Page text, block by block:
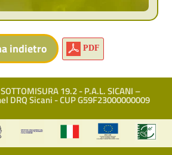
PDF
19.2 - P.A.L. SICANI –
DRQ Sicani - CUP G59F23000000009